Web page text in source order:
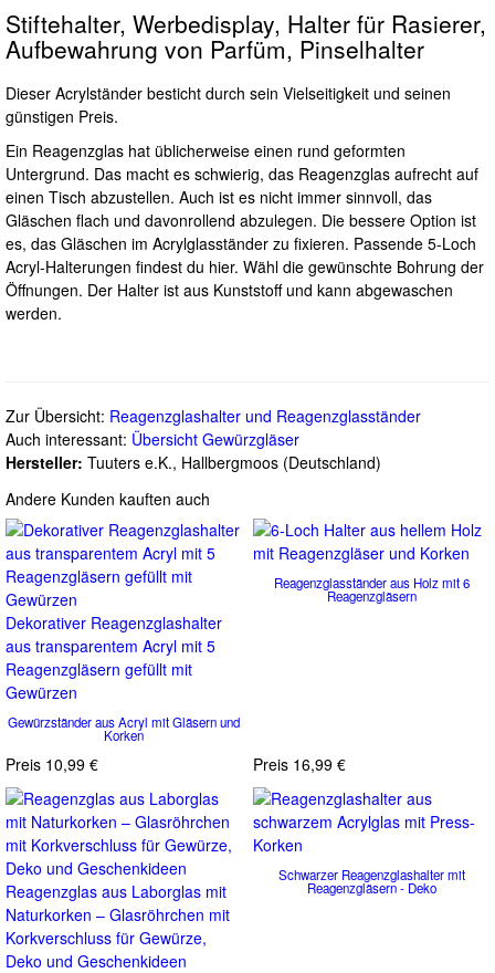
Stiftehalter, Werbedisplay, Halter für Rasierer,
Aufbewahrung von Parfüm, Pinselhalter
Dieser Acrylständer besticht durch sein Vielseitigkeit und seinen
günstigen Preis.
Ein Reagenzglas hat üblicherweise einen rund geformten
Untergrund. Das macht es schwierig, das Reagenzglas aufrecht auf
einen Tisch abzustellen. Auch ist es nicht immer sinnvoll, das
Gläschen flach und davonrollend abzulegen. Die bessere Option ist
es, das Gläschen im Acrylglasständer zu fixieren. Passende 5-Loch
Acryl-Halterungen findest du hier. Wähl die gewünschte Bohrung der
Öffnungen. Der Halter ist aus Kunststoff und kann abgewaschen
werden.
Zur Übersicht: Reagenzglashalter und Reagenzglasständer
Auch interessant: Übersicht Gewürzgläser
Hersteller: Tuuters e.K., Hallbergmoos (Deutschland)
Andere Kunden kauften auch
Dekorativer Reagenzglashalter
aus transparentem Acryl mit 5
Reagenzgläsern gefüllt mit
Gewürzen
Gewürzständer aus Acryl mit Gläsern und
Korken
Preis 10,99 €
Reagenzglasständer aus Holz mit 6
Reagenzgläsern
Preis 16,99 €
Reagenzglas aus Laborglas mit
Naturkorken – Glasröhrchen mit
Korkverschluss für Gewürze,
Deko und Geschenkideen
Schwarzer Reagenzglashalter mit
Reagenzgläsern - Deko